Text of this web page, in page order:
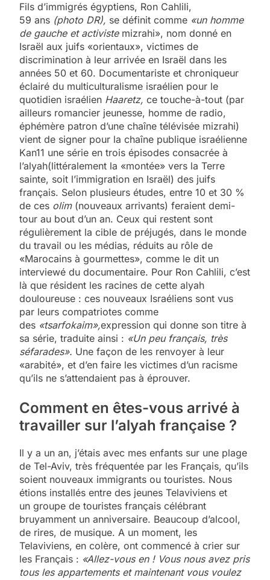
Fils d’immigrés égyptiens, Ron Cahlili,
59 ans (photo DR), se définit comme «un homme
de gauche et activiste mizrahi», nom donné en
Israël aux juifs «orientaux», victimes de
discrimination à leur arrivée en Israël dans les
années 50 et 60. Documentariste et chroniqueur
éclairé du multiculturalisme israélien pour le
quotidien israélien Haaretz, ce touche-à-tout (par
ailleurs romancier jeunesse, homme de radio,
éphémère patron d’une chaîne télévisée mizrahi)
vient de signer pour la chaîne publique israélienne
Kan11 une série en trois épisodes consacrée à
l’alyah(littéralement la «montée» vers la Terre
sainte, soit l’immigration en Israël) des juifs
français. Selon plusieurs études, entre 10 et 30 %
de ces olim (nouveaux arrivants) feraient demi-
tour au bout d’un an. Ceux qui restent sont
régulièrement la cible de préjugés, dans le monde
du travail ou les médias, réduits au rôle de
«Marocains à gourmettes», comme le dit un
interviewé du documentaire. Pour Ron Cahlili, c’est
là que résident les racines de cette alyah
douloureuse : ces nouveaux Israéliens sont vus
par leurs compatriotes comme
des «tsarfokaim»,expression qui donne son titre à
sa série, traduite ainsi : «Un peu français, très
séfarades». Une façon de les renvoyer à leur
«arabité», et d’en faire les victimes d’un racisme
qu’ils ne s’attendaient pas à éprouver.
Comment en êtes-vous arrivé à
travailler sur l’alyah française ?
Il y a un an, j’étais avec mes enfants sur une plage
de Tel-Aviv, très fréquentée par les Français, qu’ils
soient nouveaux immigrants ou touristes. Nous
étions installés entre des jeunes Telaviviens et
un groupe de touristes français célébrant
bruyamment un anniversaire. Beaucoup d’alcool,
de rires, de musique. A un moment, les
Telaviviens, en colère, ont commencé à crier sur
les Français : «Allez-vous en ! Vous nous avez pris
tous les appartements et maintenant vous voulez